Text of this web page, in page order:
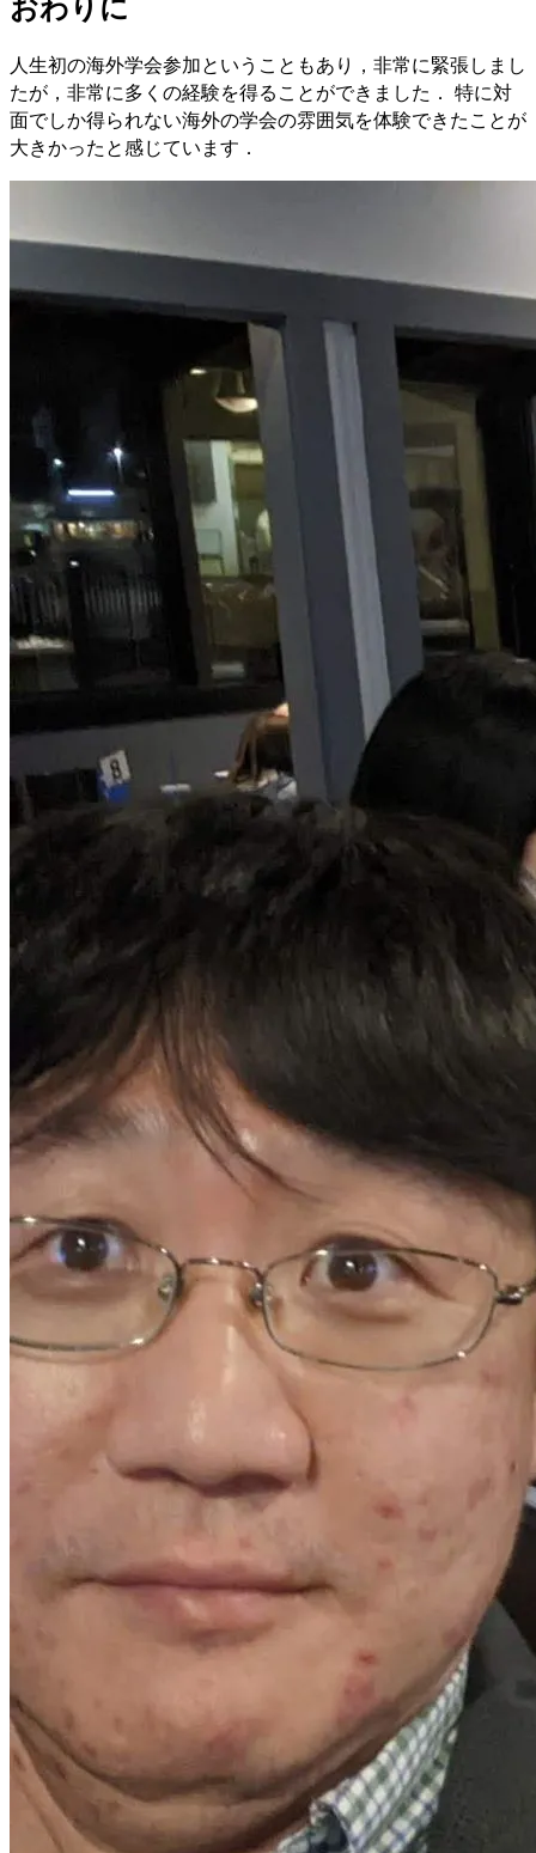
人生初の海外学会参加ということもあり，非常に緊張しまし
たが，非常に多くの経験を得ることができました． 特に対
面でしか得られない海外の学会の雰囲気を体験できたことが
大きかったと感じています．